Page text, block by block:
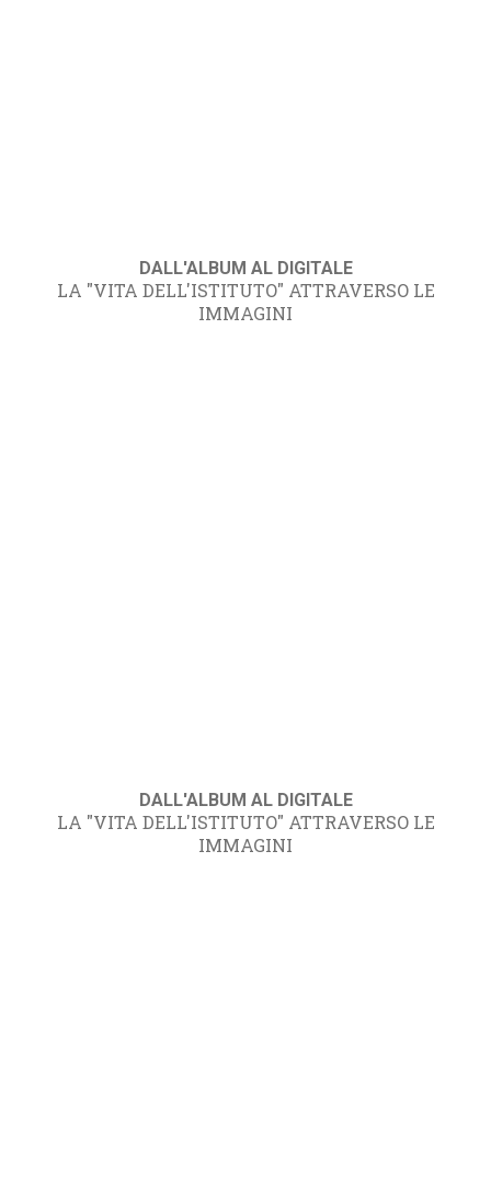
DALL'ALBUM AL DIGITALE
LA "VITA DELL'ISTITUTO" ATTRAVERSO LE
IMMAGINI
DALL'ALBUM AL DIGITALE
LA "VITA DELL'ISTITUTO" ATTRAVERSO LE
IMMAGINI